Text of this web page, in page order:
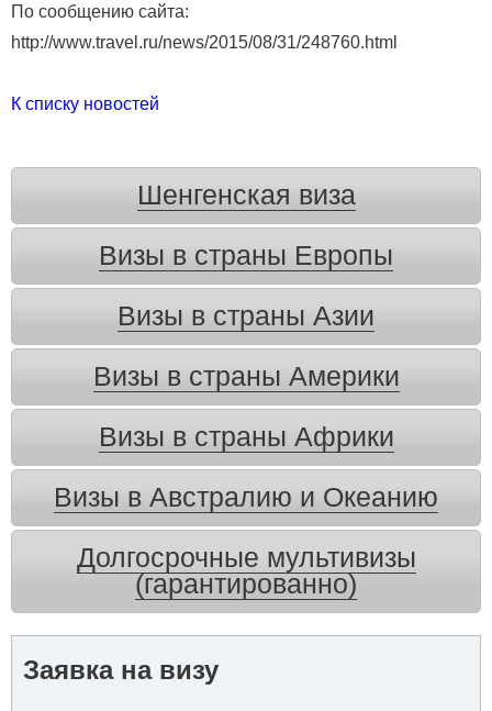
По сообщению сайта:
http://www.travel.ru/news/2015/08/31/248760.html
К списку новостей
Шенгенская виза
Визы в страны Европы
Визы в страны Азии
Визы в страны Америки
Визы в страны Африки
Визы в Австралию и Океанию
Долгосрочные мультивизы
(гарантированно)
Заявка на визу